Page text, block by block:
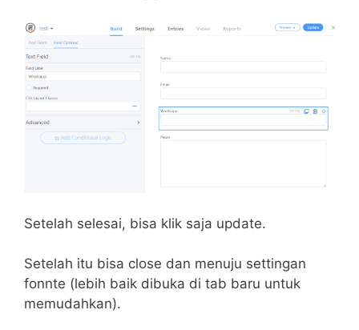
Setelah selesai, bisa klik saja update.
Setelah itu bisa close dan menuju settingan
fonnte (lebih baik dibuka di tab baru untuk
memudahkan).